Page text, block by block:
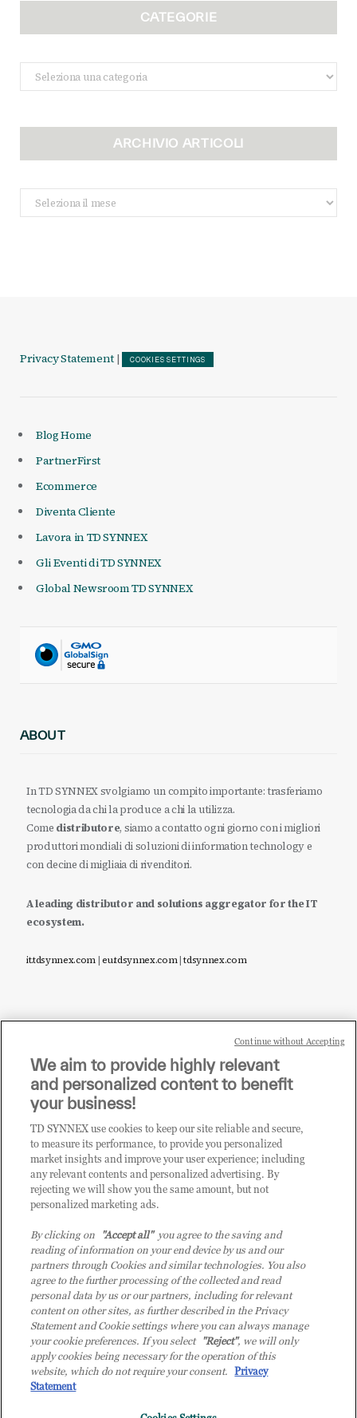
CATEGORIE
Categorie
ARCHIVIO ARTICOLI
Archivio
Articoli
Privacy Statement | COOKIES SETTINGS
Blog Home
PartnerFirst
Ecommerce
Diventa Cliente
Lavora in TD SYNNEX
Gli Eventi di TD SYNNEX
Global Newsroom TD SYNNEX
ABOUT
In TD SYNNEX svolgiamo un compito importante: trasferiamo
tecnologia da chi la produce a chi la utilizza.
Come distributore, siamo a contatto ogni giorno con i migliori
produttori mondiali di soluzioni di information technology e
con decine di migliaia di rivenditori.
A leading distributor and solutions aggregator for the IT
ecosystem.
it.tdsynnex.com|eu.tdsynnex.com|tdsynnex.com
Sei un rivenditore di tecnologia e desideri acquistare
i prodotti o le soluzioni trattate sul blog?
CLICCA QUI E DIVENTA
CLIENTE TD SYNNEX
© 2026 TD SYNNEX Italy S.r.l. - Sede legale: via Luigi Russolo 9, 20138 Milano
(MI) - Numero di iscrizione al Registro delle Imprese di Milano e Codice Fiscale:
07092780159 - P.IVA: 07092780159 - Eur 12.569.000,00 i.v - TD SYNNEX e TD
We aim to provide highly relevant
and personalized content to benefit
your business!
TD SYNNEX use cookies to keep our site reliable and secure,
to measure its performance, to provide you personalized
market insights and improve your user experience; including
any relevant contents and personalized advertising. By
rejecting we will show you the same amount, but not
personalized marketing ads.
By clicking on "Accept all"you agree to the saving and
reading of information on your end device by us and our
partners through Cookies and similar technologies. You also
agree to the further processing of the collected and read
personal data by us or our partners, including for relevant
content on other sites, as further described in the Privacy
Statement and Cookie settings where you can always manage
your cookie preferences. If you select "Reject", we will only
apply cookies being necessary for the operation of this
website, which do not require your consent. Privacy
Statement
Continue without Accepting